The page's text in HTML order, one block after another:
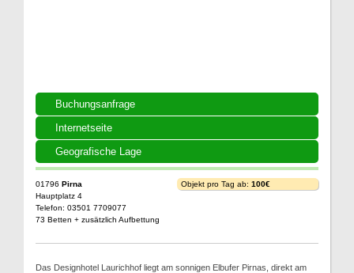
Buchungsanfrage
Internetseite
Geografische Lage
01796 Pirna
Hauptplatz 4
Telefon: 03501 7709077
73 Betten + zusätzlich Aufbettung
Objekt pro Tag ab: 100€
Das Designhotel Laurichhof liegt am sonnigen Elbufer Pirnas, direkt am